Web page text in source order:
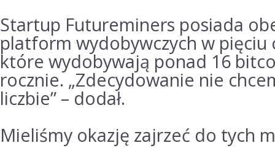
Startup Futureminers posiada
platform wydobywczych w pięciu
które wydobywają ponad 16
rocznie.„Zdecydowanie nie
liczbie” – dodał.
Mieliśmy okazję zajrzeć do tych